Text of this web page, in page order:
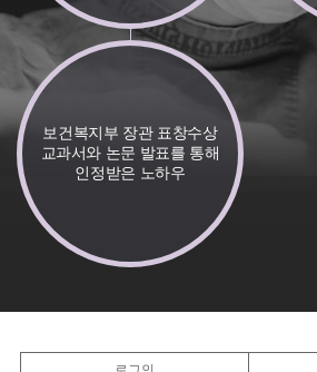
보건복지부 장관 표창수상
교과서와 논문 발표를 통해
인정받은 노하우